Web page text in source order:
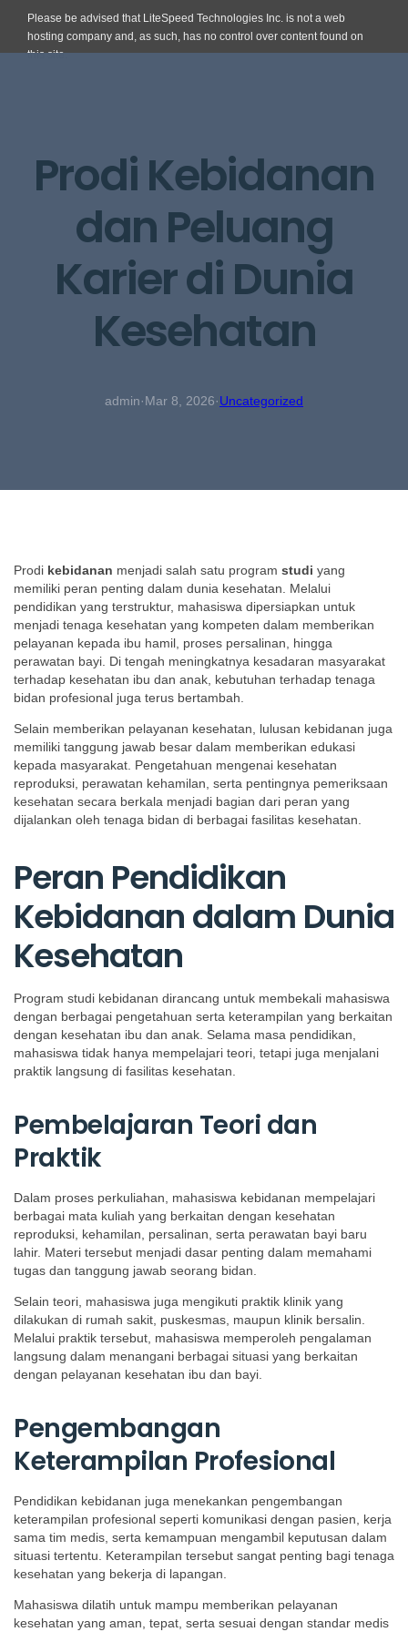
Please be advised that LiteSpeed Technologies Inc. is not a web
hosting company and, as such, has no control over content found on
this site.
Prodi Kebidanan
dan Peluang
Karier di Dunia
Kesehatan
admin·Mar 8, 2026·Uncategorized
Prodi kebidanan menjadi salah satu program studi yang
memiliki peran penting dalam dunia kesehatan. Melalui
pendidikan yang terstruktur, mahasiswa dipersiapkan untuk
menjadi tenaga kesehatan yang kompeten dalam memberikan
pelayanan kepada ibu hamil, proses persalinan, hingga
perawatan bayi. Di tengah meningkatnya kesadaran masyarakat
terhadap kesehatan ibu dan anak, kebutuhan terhadap tenaga
bidan profesional juga terus bertambah.
Selain memberikan pelayanan kesehatan, lulusan kebidanan juga
memiliki tanggung jawab besar dalam memberikan edukasi
kepada masyarakat. Pengetahuan mengenai kesehatan
reproduksi, perawatan kehamilan, serta pentingnya pemeriksaan
kesehatan secara berkala menjadi bagian dari peran yang
dijalankan oleh tenaga bidan di berbagai fasilitas kesehatan.
Peran Pendidikan
Kebidanan dalam Dunia
Kesehatan
Program studi kebidanan dirancang untuk membekali mahasiswa
dengan berbagai pengetahuan serta keterampilan yang berkaitan
dengan kesehatan ibu dan anak. Selama masa pendidikan,
mahasiswa tidak hanya mempelajari teori, tetapi juga menjalani
praktik langsung di fasilitas kesehatan.
Pembelajaran Teori dan
Praktik
Dalam proses perkuliahan, mahasiswa kebidanan mempelajari
berbagai mata kuliah yang berkaitan dengan kesehatan
reproduksi, kehamilan, persalinan, serta perawatan bayi baru
lahir. Materi tersebut menjadi dasar penting dalam memahami
tugas dan tanggung jawab seorang bidan.
Selain teori, mahasiswa juga mengikuti praktik klinik yang
dilakukan di rumah sakit, puskesmas, maupun klinik bersalin.
Melalui praktik tersebut, mahasiswa memperoleh pengalaman
langsung dalam menangani berbagai situasi yang berkaitan
dengan pelayanan kesehatan ibu dan bayi.
Pengembangan
Keterampilan Profesional
Pendidikan kebidanan juga menekankan pengembangan
keterampilan profesional seperti komunikasi dengan pasien, kerja
sama tim medis, serta kemampuan mengambil keputusan dalam
situasi tertentu. Keterampilan tersebut sangat penting bagi tenaga
kesehatan yang bekerja di lapangan.
Mahasiswa dilatih untuk mampu memberikan pelayanan
kesehatan yang aman, tepat, serta sesuai dengan standar medis